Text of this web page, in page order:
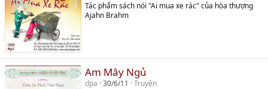
Tác phẩm sách nói "Ai mua xe rác" của hòa thượng
Ajahn Brahm
Am Mây Ngủ
dpa 30/6/11
Truyện